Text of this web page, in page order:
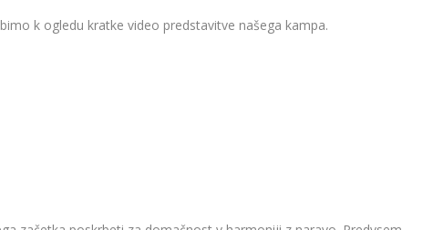
k ogledu kratke video predstavitve našega kampa.